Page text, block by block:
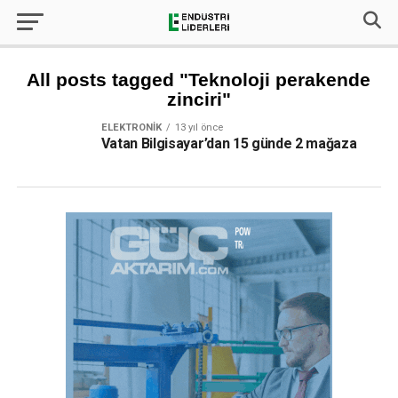
All posts tagged "Teknoloji perakende
zinciri"
ELEKTRONIK 13 yıl önce
Vatan Bilgisayar’dan 15 günde 2 mağaza